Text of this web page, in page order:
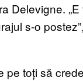
Delevigne.
s-o
pe toți să